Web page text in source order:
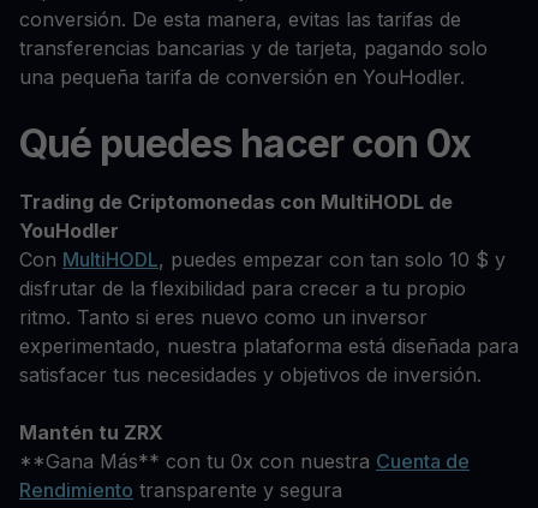
conversión. De esta manera, evitas las tarifas de
transferencias bancarias y de tarjeta, pagando solo
una pequeña tarifa de conversión en YouHodler.
Qué puedes hacer con 0x
Trading de Criptomonedas con MultiHODL de
YouHodler
Con MultiHODL, puedes empezar con tan solo 10 $ y
disfrutar de la flexibilidad para crecer a tu propio
ritmo. Tanto si eres nuevo como un inversor
experimentado, nuestra plataforma está diseñada para
satisfacer tus necesidades y objetivos de inversión.
Mantén tu ZRX
**Gana Más** con tu 0x con nuestra Cuenta de
Rendimiento transparente y segura